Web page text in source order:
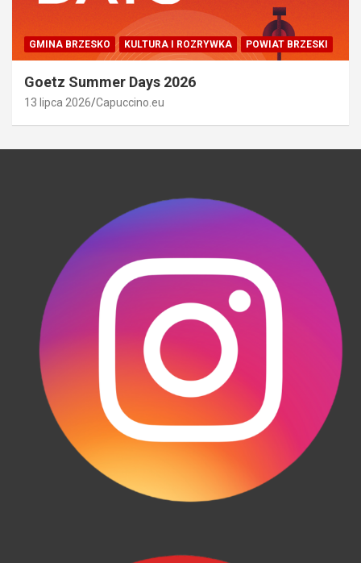
GMINA BRZESKO KULTURA I ROZRYWKA POWIAT BRZESKI
Goetz Summer Days 2026
13 lipca 2026 Capuccino.eu